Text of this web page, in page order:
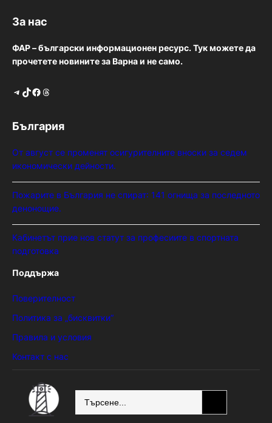
За нас
ФАР – български информационен ресурс. Тук можете да
прочетете новините за Варна и не само.
Telegram TikTok Facebook Threads
България
От август се променят осигурителните вноски за седем
икономически дейности.
Пожарите в България не спират: 141 огнища за последното
денонощие.
Кабинетът прие нов статут за професиите в спортната
подготовка
Поддържа
Поверителност
Политика за „бисквитки“
Правила и условия
Контакт с нас